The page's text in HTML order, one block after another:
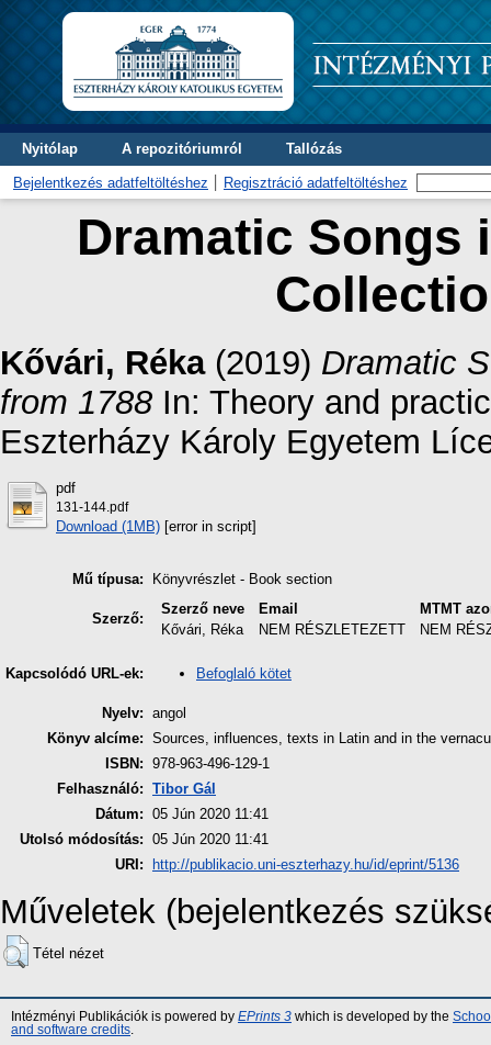
Nyitólap A repozitóriumról Tallózás
Bejelentkezés adatfeltöltéshez Regisztráció adatfeltöltéshez
Dramatic Songs
Kővári, Réka(2019) Dramatic
from 1788 In: Theory and
Eszterházy Károly Egyetem
pdf
131-144.pdf
Download (1MB) [error in script]
Mű típusa: Könyvrészlet - Book section
Szerző:
Szerző neve Email
MTMT
Kővári, Réka
NEM RÉSZLETEZETT NEM
Kapcsolódó URL-ek: Befoglaló kötet
Nyelv: angol
Könyv alcíme: Sources, influences, texts in Latin and in the
ISBN: 978-963-496-129-1
Felhasználó: Tibor Gál
Dátum: 05 Jún 2020 11:41
Utolsó módosítás: 05 Jún 2020 11:41
URI:
http://publikacio.uni-eszterhazy.hu/id/eprint/5136
Műveletek (bejelentkezés
Tétel nézet
Intézményi Publikációk is powered by EPrints 3 which is developed by the
and software credits